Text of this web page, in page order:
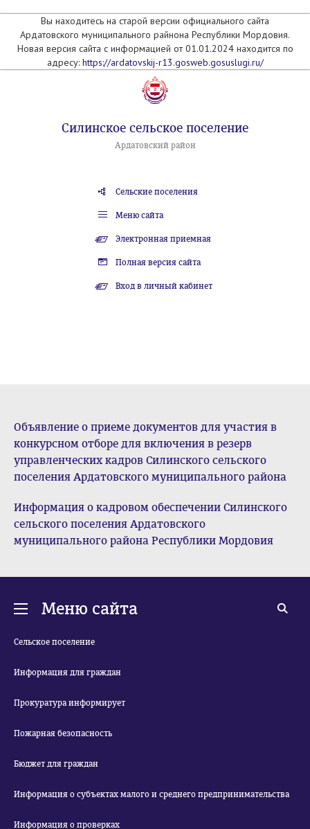
Вы находитесь на старой версии официального сайта
Ардатовского муниципального райнона Республики Мордовия.
Новая версия сайта с информацией от 01.01.2024 находится по
адресу: https://ardatovskij-r13.gosweb.gosuslugi.ru/
Силинское сельское поселение
Ардатовский район
Сельские поселения
Меню сайта
Электронная приемная
Полная версия сайта
Вход в личный кабинет
Объявление о приеме документов для участия в
конкурсном отборе для включения в резерв
управленческих кадров Силинского сельского
поселения Ардатовского муниципального района
Информация о кадровом обеспечении Силинского
сельского поселения Ардатовского
муниципального района Республики Мордовия
Меню сайта
Сельское поселение
Информация для граждан
Прокуратура информирует
Пожарная безопасность
Бюджет для граждан
Информация о субъектах малого и среднего предпринимательства
Информация о проверках